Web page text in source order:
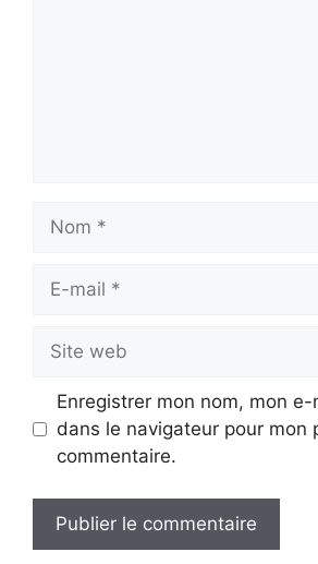
Nom
Site
web
Enregistrer mon nom, mon
dans le navigateur pour mon
commentaire.